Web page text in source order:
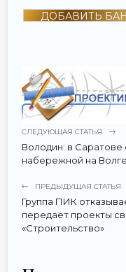
ДОБАВИТЬ
СЛЕДУЮЩАЯ СТАТЬЯ
Володин: в Саратове
набережной на
ПРЕДЫДУЩАЯ СТАТЬЯ
Группа ПИК
передает проекты
«Строительство»